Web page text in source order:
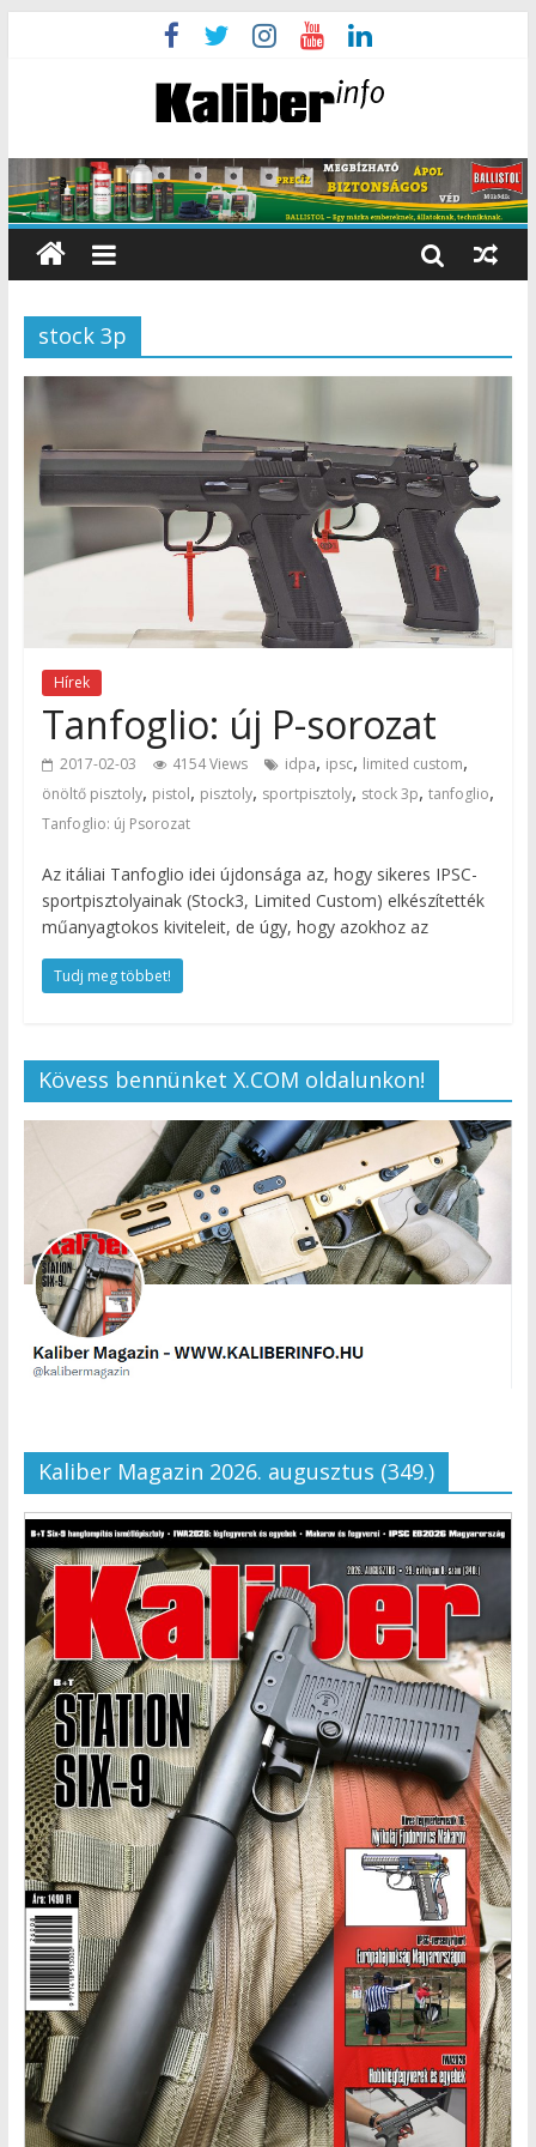
stock 3p
Hírek
Tanfoglio: új P-sorozat
2017-02-03 4154 Views idpa, ipsc, limited custom,
önöltő pisztoly, pistol, pisztoly, sportpisztoly, stock 3p, tanfoglio,
Tanfoglio: új Psorozat
Az itáliai Tanfoglio idei újdonsága az, hogy sikeres IPSC-
sportpisztolyainak (Stock3, Limited Custom) elkészítették
műanyagtokos kiviteleit, de úgy, hogy azokhoz az
Tudj meg többet!
Kövess bennünket X.COM oldalunkon!
Kaliber Magazin 2026. augusztus (349.)